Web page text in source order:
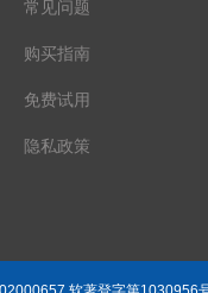
常见问题
购买指南
免费试用
隐私政策